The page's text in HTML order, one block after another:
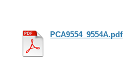
PCA9554_9554A.pdf